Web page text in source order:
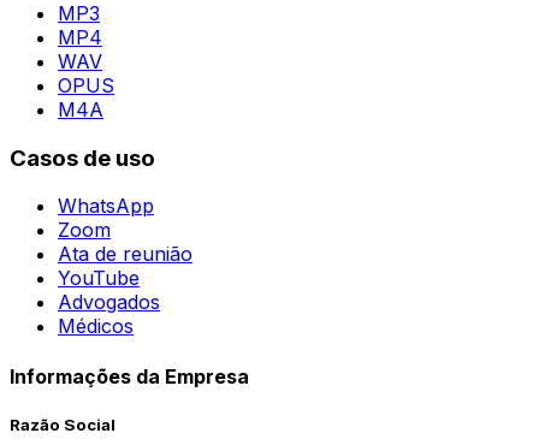
MP3
MP4
WAV
OPUS
M4A
Casos de uso
WhatsApp
Zoom
Ata de reunião
YouTube
Advogados
Médicos
Informações da Empresa
Razão Social